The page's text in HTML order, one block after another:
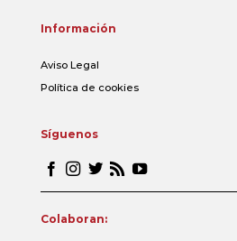
Información
Aviso Legal
Política de cookies
Síguenos
Colaboran: